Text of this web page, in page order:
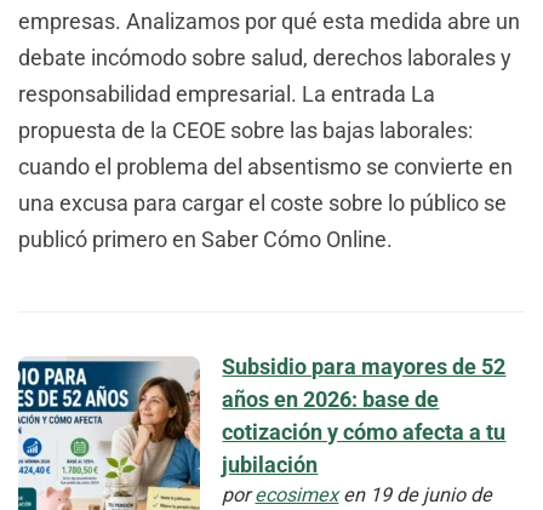
empresas. Analizamos por qué esta medida abre un
debate incómodo sobre salud, derechos laborales y
responsabilidad empresarial. La entrada La
propuesta de la CEOE sobre las bajas laborales:
cuando el problema del absentismo se convierte en
una excusa para cargar el coste sobre lo público se
publicó primero en Saber Cómo Online.
Subsidio para mayores de 52
años en 2026: base de
cotización y cómo afecta a tu
jubilación
porecosimexen 19 de junio de